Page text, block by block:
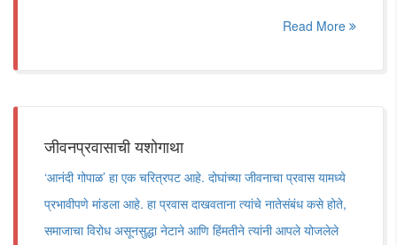
Read More
जीवनप्रवासाची यशोगाथा
‘आनंदी गोपाळ’ हा एक चरित्रपट आहे. दोघांच्या जीवनाचा प्रवास यामध्ये
प्रभावीपणे मांडला आहे. हा प्रवास दाखवताना त्यांचे नातेसंबंध कसे होते,
समाजाचा विरोध असूनसुद्धा नेटाने आणि हिंमतीने त्यांनी आपले योजलेले